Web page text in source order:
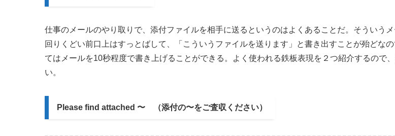
仕事のメールのやり取りで、添付ファイルを相手に送るというのはよくあることだ。そういうメ
回りくどい前口上はすっとばして、「こういうファイルを送ります」と書き出すことが殆どな
てはメールを10秒程度で書き上げることができる。よく使われる鉄板表現を２つ紹介するので
い。
Please find attached 〜 （添付の〜をご査収ください）